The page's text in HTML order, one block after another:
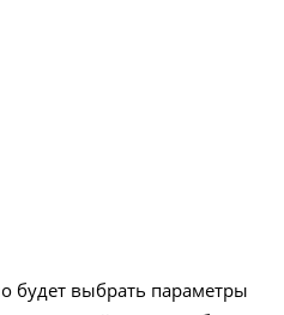
будет выбрать параметры